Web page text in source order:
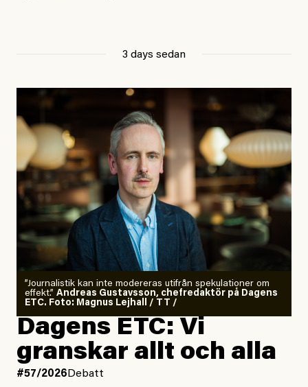
3 days sedan
”Journalistik kan inte modereras utifrån spekulationer om
effekt.” Andreas Gustavsson, chefredaktör på Dagens
ETC. Foto: Magnus Lejhall / TT /
Dagens ETC: Vi
granskar allt och alla
#57/2026 Debatt